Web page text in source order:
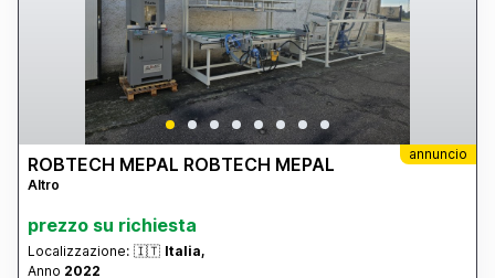
annuncio
ROBTECH MEPAL ROBTECH MEPAL
Altro
prezzo su richiesta
Localizzazione: 🇮🇹 Italia,
Anno 2022